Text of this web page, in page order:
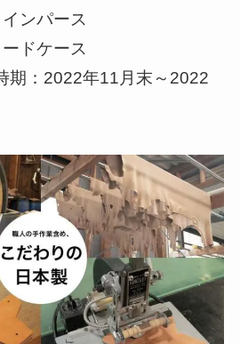
ンパース
ドケース
期：2022年11月末～2022